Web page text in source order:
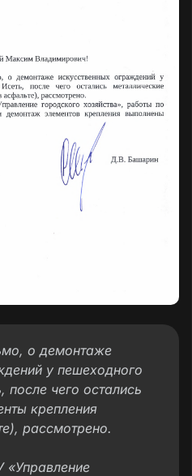
о демонтаже
у пешеходного
после чего остались
крепления
рассмотрено.
«Управление